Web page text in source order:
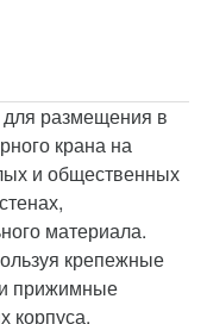
размещения в
крана на
и общественных
материала.
крепежные
прижимные
корпуса.